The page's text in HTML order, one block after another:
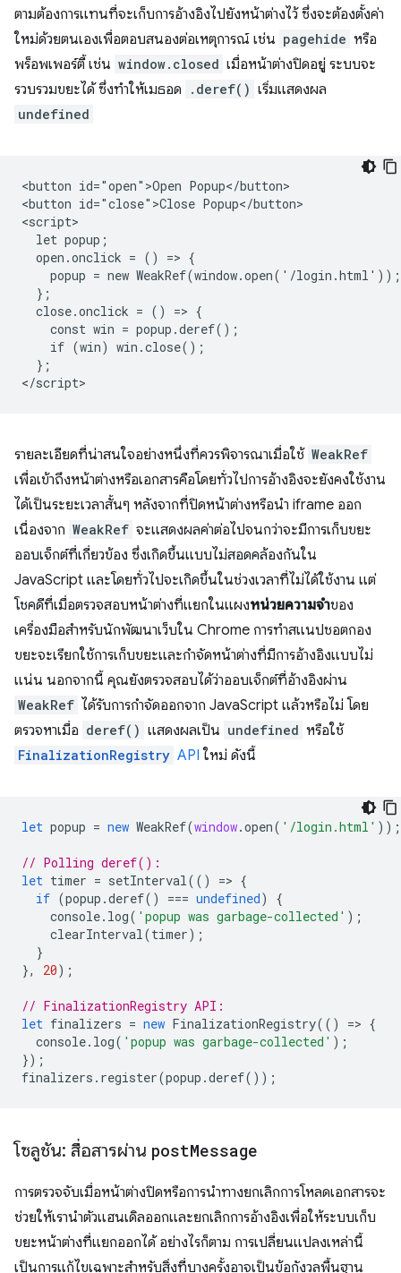
ตามต้องการแทนที่จะเก็บการอ้างอิงไปยังหน้าต่างไว้ ซึ่งจะต้องตั้งค่า
ใหม่ด้วยตนเองเพื่อตอบสนองต่อเหตุการณ์ เช่น pagehide หรือ
พร็อพเพอร์ตี้ เช่น window.closed เมื่อหน้าต่างปิดอยู่ ระบบจะ
รวบรวมขยะได้ ซึ่งทําให้เมธอด
.deref() เริ่มแสดงผล
undefined
<button id="open">Open Popup</button>
<button id="close">Close Popup</button>
<script>
  let popup;
  open.onclick = () => {
    popup = new WeakRef(window.open('/login.html'));
  };
  close.onclick = () => {
    const win = popup.deref();
    if (win) win.close();
  };
รายละเอียดที่น่าสนใจอย่างหนึ่งที่ควรพิจารณาเมื่อใช้ WeakRef
เพื่อเข้าถึงหน้าต่างหรือเอกสารคือโดยทั่วไปการอ้างอิงจะยังคงใช้งาน
ได้เป็นระยะเวลาสั้นๆ หลังจากที่ปิดหน้าต่างหรือนํา iframe ออก
เนื่องจาก WeakRef จะแสดงผลค่าต่อไปจนกว่าจะมีการเก็บขยะ
ออบเจ็กต์ที่เกี่ยวข้อง ซึ่งเกิดขึ้นแบบไม่สอดคล้องกันใน
JavaScript และโดยทั่วไปจะเกิดขึ้นในช่วงเวลาที่ไม่ได้ใช้งาน แต่
โชคดีที่เมื่อตรวจสอบหน้าต่างที่แยกในแผงหน่วยความจำของ
เครื่องมือสำหรับนักพัฒนาเว็บใน Chrome การทำสแนปชอตกอง
ขยะจะเรียกใช้การเก็บขยะและกำจัดหน้าต่างที่มีการอ้างอิงแบบไม่
แน่น นอกจากนี้ คุณยังตรวจสอบได้ว่าออบเจ็กต์ที่อ้างอิงผ่าน
WeakRef ได้รับการกำจัดออกจาก JavaScript แล้วหรือไม่ โดย
ตรวจหาเมื่อ deref() แสดงผลเป็น undefined หรือใช้
FinalizationRegistry API ใหม่ ดังนี้
let popup = new WeakRef(window.open( '/login.html' ));
// Polling deref():
let timer = setInterval(() => {
if (popup .deref() === undefined)
{
console. log( 'popup was garbage-collected' );
clearInterval(timer);
}
},
20);
// FinalizationRegistry API:
let finalizers = new FinalizationRegistry(() => {
console. log( 'popup was garbage-collected' );
});
finalizers . register(popup .deref());
โซลูชัน: สื่อสารผ่าน postMessage
การตรวจจับเมื่อหน้าต่างปิดหรือการนำทางยกเลิกการโหลดเอกสารจะ
ช่วยให้เรานำตัวแฮนเดิลออกและยกเลิกการอ้างอิงเพื่อให้ระบบเก็บ
ขยะหน้าต่างที่แยกออกได้ อย่างไรก็ตาม การเปลี่ยนแปลงเหล่านี้
เป็นการแก้ไขเฉพาะสำหรับสิ่งที่บางครั้งอาจเป็นข้อกังวลพื้นฐาน